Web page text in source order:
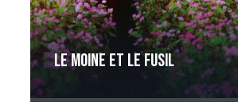
Le moine et le fusil